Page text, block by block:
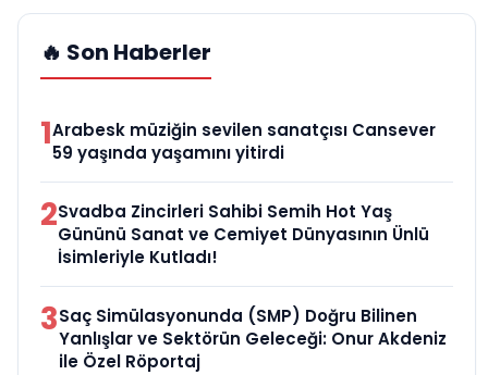
🔥 Son Haberler
1Arabesk müziğin sevilen sanatçısı Cansever
59 yaşında yaşamını yitirdi
2Svadba Zincirleri Sahibi Semih Hot Yaş
Gününü Sanat ve Cemiyet Dünyasının Ünlü
İsimleriyle Kutladı!
3Saç Simülasyonunda (SMP) Doğru Bilinen
Yanlışlar ve Sektörün Geleceği: Onur Akdeniz
ile Özel Röportaj